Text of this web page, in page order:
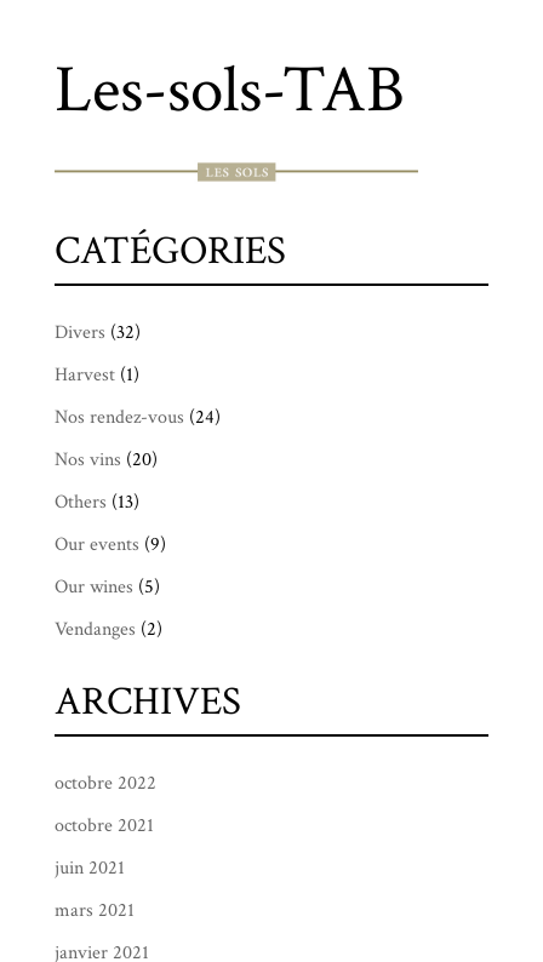
Les-sols-TAB
CATÉGORIES
Divers (32)
Harvest(1)
Nos rendez-vous (24)
Nos vins (20)
Others (13)
Our events (9)
Our wines (5)
Vendanges (2)
ARCHIVES
octobre 2022
octobre 2021
juin 2021
mars 2021
janvier 2021